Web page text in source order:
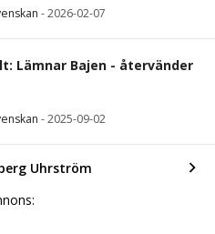
-2026-02-07
Lämnar Bajen - återvänder
-2025-09-02
Uhrström